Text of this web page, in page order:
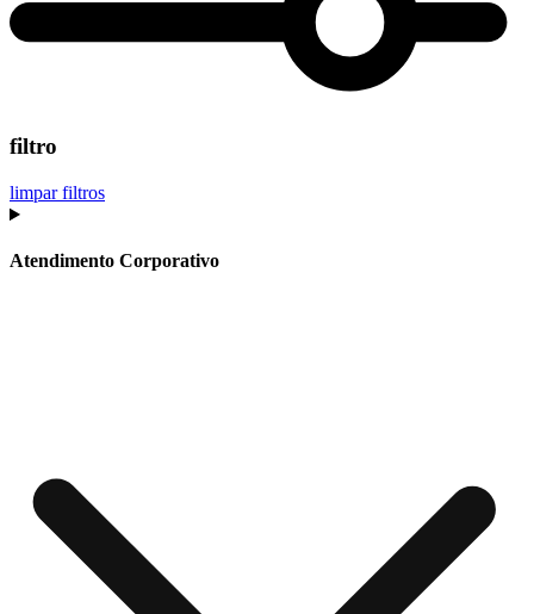
filtro
limpar filtros
Atendimento Corporativo